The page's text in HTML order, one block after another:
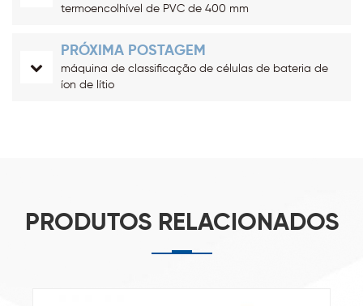
termoencolhível de PVC de 400 mm
PRÓXIMA POSTAGEM
máquina de classificação de células de bateria de
íon de lítio
PRODUTOS RELACIONADOS